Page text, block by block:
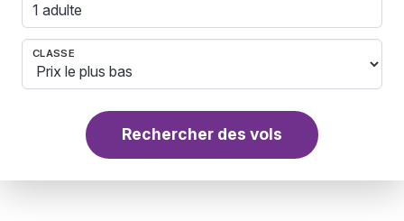
1 adulte
CLASSE
Rechercher des vols